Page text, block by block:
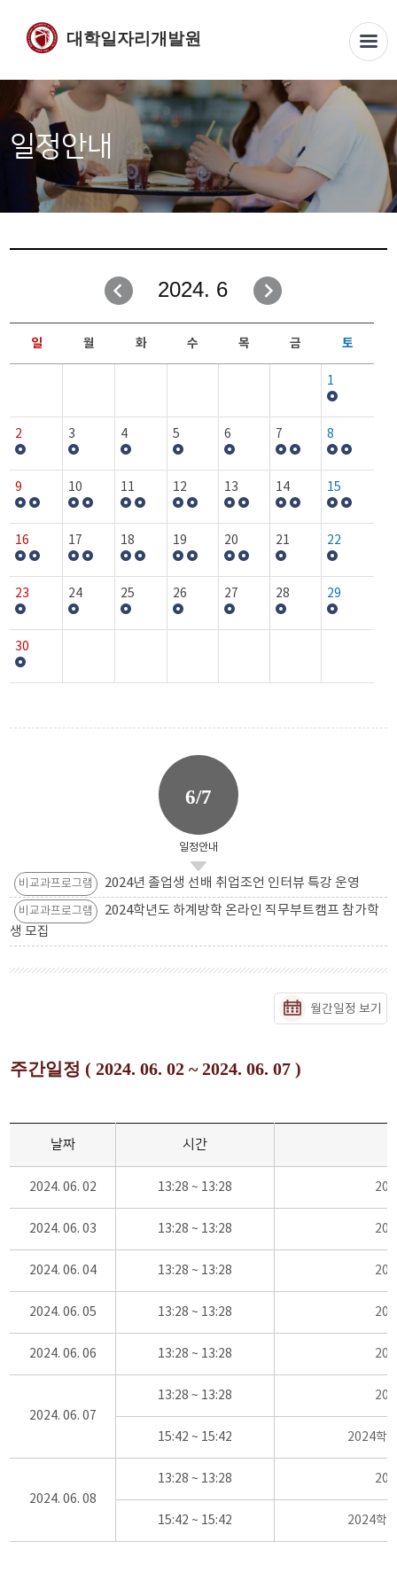
대학일자리개발원
일정안내
2024. 6
일 월 화 수 목 금 토
1
2 3 4 5 6 7 8
9 10 11 12 13 14 15
16 17 18 19 20 21 22
23 24 25 26 27 28 29
30
6/7
일정안내
비교과프로그램 2024년 졸업생 선배 취업조언 인터뷰 특강 운영
비교과프로그램
2024학년도 하계방학 온라인 직무부트캠프 참가학
생 모집
월간일정 보기
주간일정 ( 2024. 06. 02 ~ 2024. 06. 07 )
날짜 시간
2024. 06. 02 13:28 ~ 13:28
2024. 06. 03 13:28 ~ 13:28
2024. 06. 04 13:28 ~ 13:28
2024. 06. 05 13:28 ~ 13:28
2024. 06. 06 13:28 ~ 13:28
2024. 06. 07
13:28 ~ 13:28
15:42 ~ 15:42 2024학
2024. 06. 08
13:28 ~ 13:28
15:42 ~ 15:42 2024학